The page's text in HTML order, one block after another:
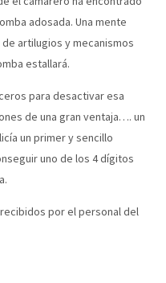
adosada. Una mente
artilugios y mecanismos
estallará.
para desactivar esa
de una gran ventaja…. un
un primer y sencillo
uno de los 4 dígitos
por el personal del